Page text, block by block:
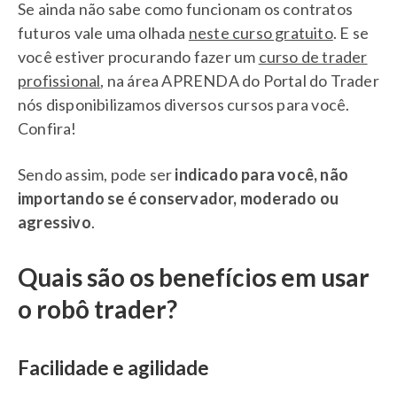
Se ainda não sabe como funcionam os contratos
futuros vale uma olhada neste curso gratuito. E se
você estiver procurando fazer um curso de trader
profissional, na área APRENDA do Portal do Trader
nós disponibilizamos diversos cursos para você.
Confira!
Sendo assim, pode serindicado para você, não
importando se é conservador, moderado ou
agressivo.
Quais são os benefícios em usar
o robô trader?
Facilidade e agilidade